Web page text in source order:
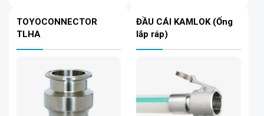
TOYOCONNECTOR
TLHA
ĐẦU CÁI KAMLOK (Ống
lắp ráp)